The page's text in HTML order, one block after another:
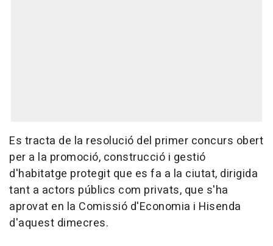
Es tracta de la resolució del primer concurs obert
per a la promoció, construcció i gestió
d'habitatge protegit que es fa a la ciutat, dirigida
tant a actors públics com privats, que s'ha
aprovat en la Comissió d'Economia i Hisenda
d'aquest dimecres.